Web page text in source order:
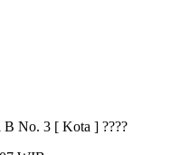
B No. 3 [ Kota ] ????